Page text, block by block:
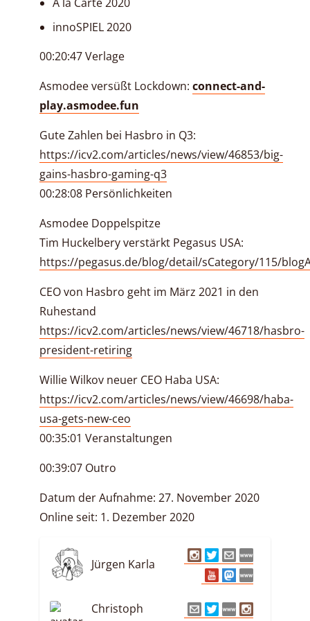
innoSPIEL 2020
00:20:47 Verlage
Asmodee versüßt Lockdown: connect-and-
play.asmodee.fun
Gute Zahlen bei Hasbro in Q3:
https://icv2.com/articles/news/view/46853/big-
gains-hasbro-gaming-q3
00:28:08 Persönlichkeiten
Asmodee Doppelspitze
Tim Huckelbery verstärkt Pegasus USA:
https://pegasus.de/blog/detail/sCategory/115/
CEO von Hasbro geht im März 2021 in den
Ruhestand
https://icv2.com/articles/news/view/46718/hasbro-
president-retiring
Willie Wilkov neuer CEO Haba USA:
https://icv2.com/articles/news/view/46698/haba-
usa-gets-new-ceo
00:35:01 Veranstaltungen
00:39:07 Outro
Datum der Aufnahme: 27. November 2020
Online seit: 1. Dezember 2020
Jürgen Karla
Christoph